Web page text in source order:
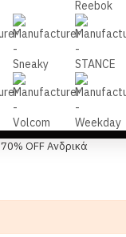
70% OFF Ανδρικά